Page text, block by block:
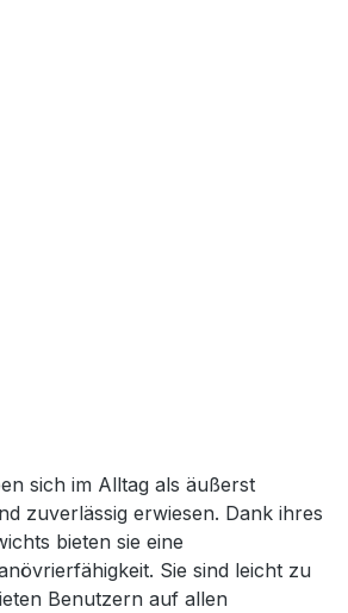
sich im Alltag als äußerst
zuverlässig erwiesen. Dank ihres
bieten sie eine
Sie sind leicht zu
Benutzern auf allen